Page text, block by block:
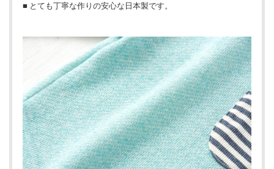
■ とても丁寧な作りの安心な日本製です。